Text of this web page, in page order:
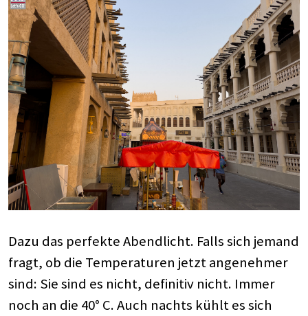
Dazu das perfekte Abendlicht. Falls sich jemand
fragt, ob die Temperaturen jetzt angenehmer
sind: Sie sind es nicht, definitiv nicht. Immer
noch an die 40° C. Auch nachts kühlt es sich